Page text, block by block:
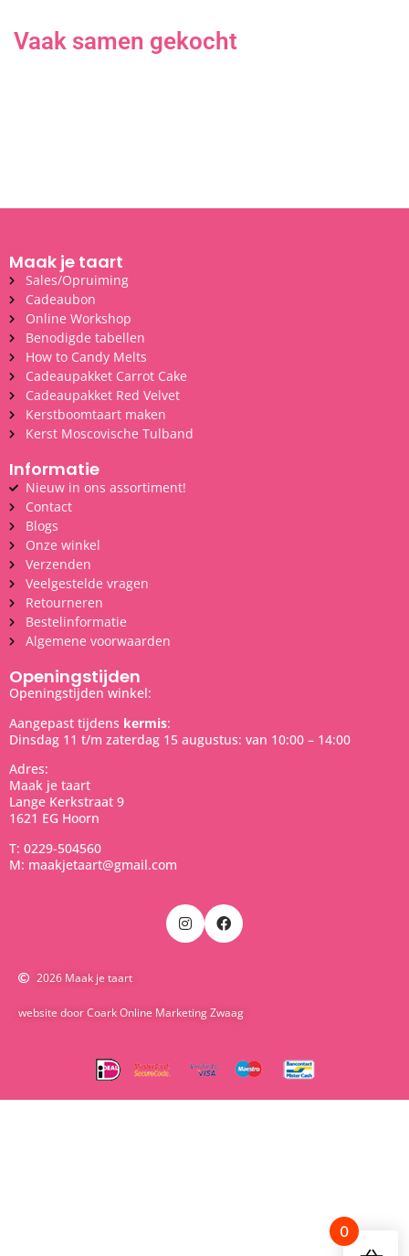
Vaak samen gekocht
Maak je taart
Sales/Opruiming
Cadeaubon
Online Workshop
Benodigde tabellen
How to Candy Melts
Cadeaupakket Carrot Cake
Cadeaupakket Red Velvet
Kerstboomtaart maken
Kerst Moscovische Tulband
Informatie
Nieuw in ons assortiment!
Contact
Blogs
Onze winkel
Verzenden
Veelgestelde vragen
Retourneren
Bestelinformatie
Algemene voorwaarden
Openingstijden
Openingstijden winkel:
Aangepast tijdens kermis:
Dinsdag 11 t/m zaterdag 15 augustus: van 10:00 – 14:00
Adres:
Maak je taart
Lange Kerkstraat 9
1621 EG Hoorn
T: 0229-504560
M: maakjetaart@gmail.com
2026 Maak je taart
website door Coark Online Marketing Zwaag
0